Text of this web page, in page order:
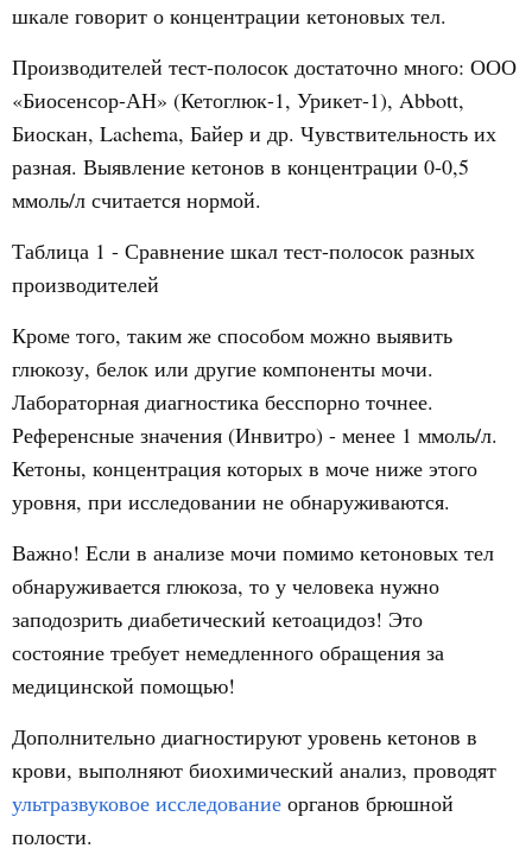
шкале говорит о концентрации кетоновых тел.
Производителей тест-полосок достаточно много: ООО
«Биосенсор-АН» (Кетоглюк-1, Урикет-1), Abbott,
Биоскан, Lachema, Байер и др. Чувствительность их
разная. Выявление кетонов в концентрации 0-0,5
ммоль/л считается нормой.
Таблица 1 - Сравнение шкал тест-полосок разных
производителей
Кроме того, таким же способом можно выявить
глюкозу, белок или другие компоненты мочи.
Лабораторная диагностика бесспорно точнее.
Референсные значения (Инвитро) - менее 1 ммоль/л.
Кетоны, концентрация которых в моче ниже этого
уровня, при исследовании не обнаруживаются.
Важно! Если в анализе мочи помимо кетоновых тел
обнаруживается глюкоза, то у человека нужно
заподозрить диабетический кетоацидоз! Это
состояние требует немедленного обращения за
медицинской помощью!
Дополнительно диагностируют уровень кетонов в
крови, выполняют биохимический анализ, проводят
ультразвуковое исследование органов брюшной
полости.